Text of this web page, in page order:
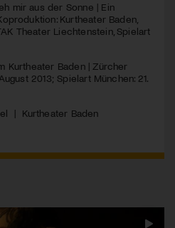
mir aus der Sonne | Ein
Kurtheater Baden,
Theater Liechtenstein, Spielart
Kurtheater Baden | Zürcher
2013; Spielart München: 21.
| Kurtheater Baden